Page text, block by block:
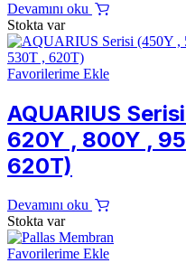
Devamını oku
Stokta var
Favorilerime Ekle
AQUARIUS
620Y , 800Y ,
620T)
Devamını oku
Stokta var
Favorilerime Ekle